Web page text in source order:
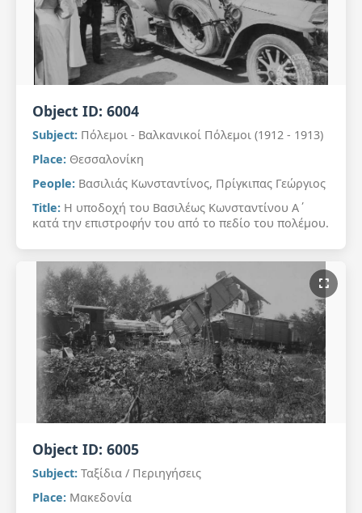
Object ID: 6004
Subject: Πόλεμοι - Βαλκανικοί Πόλεμοι (1912 - 1913)
Place: Θεσσαλονίκη
People: Βασιλιάς Κωνσταντίνος, Πρίγκιπας Γεώργιος
Title: Η υποδοχή του Βασιλέως Κωνσταντίνου Α΄
κατά την επιστροφήν του από το πεδίο του πολέμου.
Object ID: 6005
Subject: Ταξίδια / Περιηγήσεις
Place: Μακεδονία